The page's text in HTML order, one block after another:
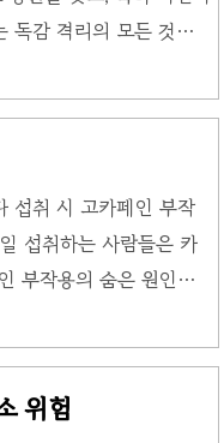
독감 격리의 모든 것을
)는 1회 기침으로 약
역력이 약한 유아나 65
철저한 독감 격리가 필
서 독감 ..
섭취 시 고카페인 부작
섭취하는 사람들은 카
부작용의 숨은 원인부
합니다. 하지만 장기간
나타납니다. 🔬 과학
위험